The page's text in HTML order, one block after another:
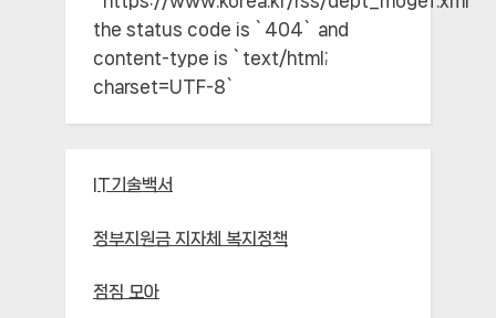
the status code is `404` and
content-type is `text/html;
charset=UTF-8`
IT기술백서
정부지원금 지자체 복지정책
점짐 모아